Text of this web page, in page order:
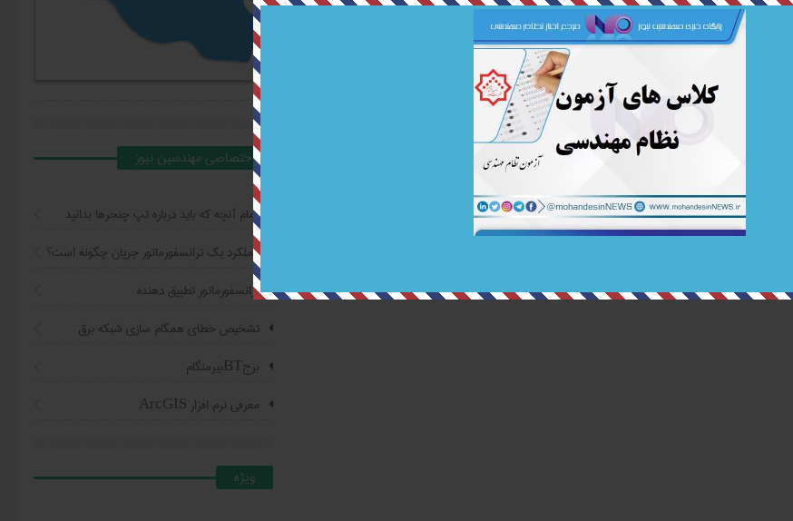
اختصاصي مهندسين نيوز
تمام آنچه که باید درباره تپ چنجرها بدانید
عملکرد یک ترانسفورماتور جریان چگونه است؟
ترانسفورماتور تطبیق دهنده
تشخیص خطای همگام سازی شبکه برق
برجBTبیرمنگام
معرفی نرم افزار ArcGIS
ويژه